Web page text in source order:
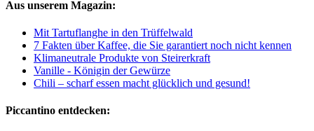
Aus unserem Magazin:
Mit Tartuflanghe in den Trüffelwald
7 Fakten über Kaffee, die Sie garantiert noch nicht kennen
Klimaneutrale Produkte von Steirerkraft
Vanille - Königin der Gewürze
Chili – scharf essen macht glücklich und gesund!
Piccantino entdecken: